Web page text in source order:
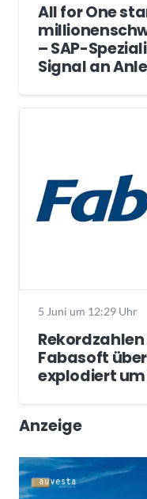
All for One
– SAP-
Signal an
5 Juni um 12:29 Uhr
Fabasoft
explodiert um
Anzeige